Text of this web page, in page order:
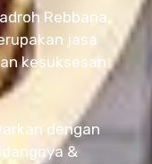
Rebbana,
jasa
kesuksesan
dengan
&